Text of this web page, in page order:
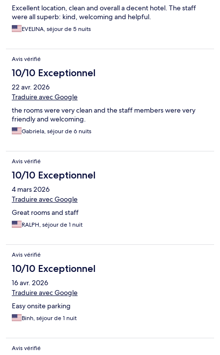
Excellent location, clean and overall a decent hotel. The staff
were all superb: kind, welcoming and helpful.
EVELINA, séjour de 5 nuits
Avis vérifié
10/10 Exceptionnel
22 avr. 2026
Traduire avec Google
the rooms were very clean and the staff members were very
friendly and welcoming.
Gabriela, séjour de 6 nuits
Avis vérifié
10/10 Exceptionnel
4 mars 2026
Traduire avec Google
Great rooms and staff
RALPH, séjour de 1 nuit
Avis vérifié
10/10 Exceptionnel
16 avr. 2026
Traduire avec Google
Easy onsite parking
Binh, séjour de 1 nuit
Avis vérifié